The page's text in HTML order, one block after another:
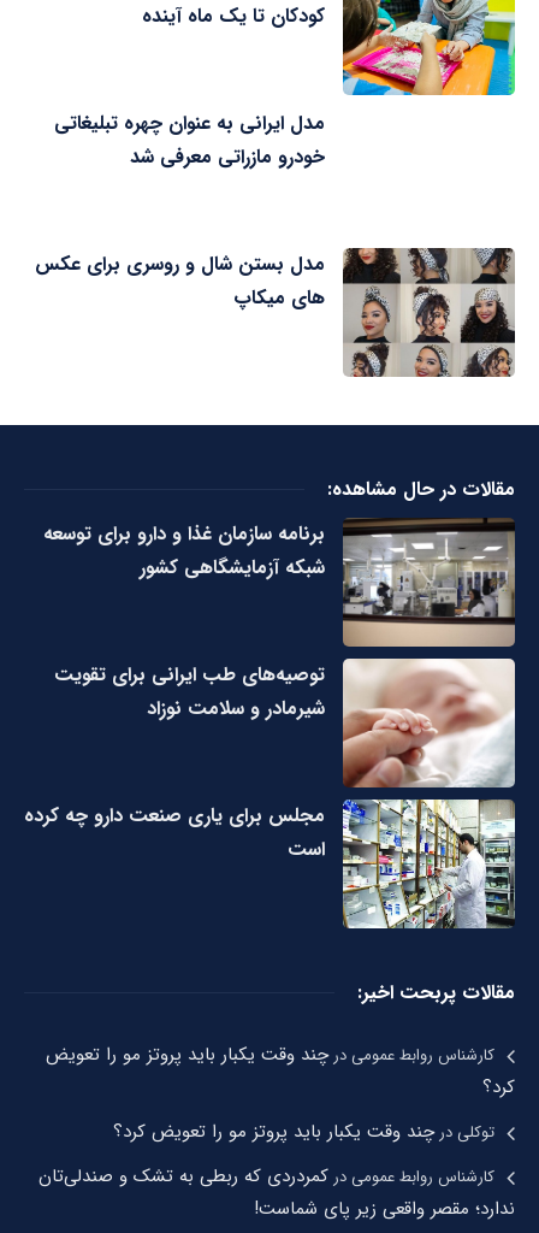
کودکان تا یک ماه آینده
مدل ایرانی به عنوان چهره تبلیغاتی
خودرو مازراتی معرفی شد
مدل بستن شال و روسری برای عکس
های میکاپ
مقالات در حال مشاهده:
برنامه سازمان غذا و دارو برای توسعه
شبکه آزمایشگاهی کشور
توصیه‌های طب ایرانی برای تقویت
شیرمادر و سلامت نوزاد
مجلس برای یاری صنعت دارو چه کرده
است
مقالات پربحت اخیر:
کارشناس روابط عمومیدرچند وقت یکبار باید پروتز مو را تعویض
کرد؟
توکلیدرچند وقت یکبار باید پروتز مو را تعویض کرد؟
کارشناس روابط عمومیدر کمردردی که ربطی به تشک و صندلی‌تان
ندارد؛ مقصر واقعی زیر پای شماست!